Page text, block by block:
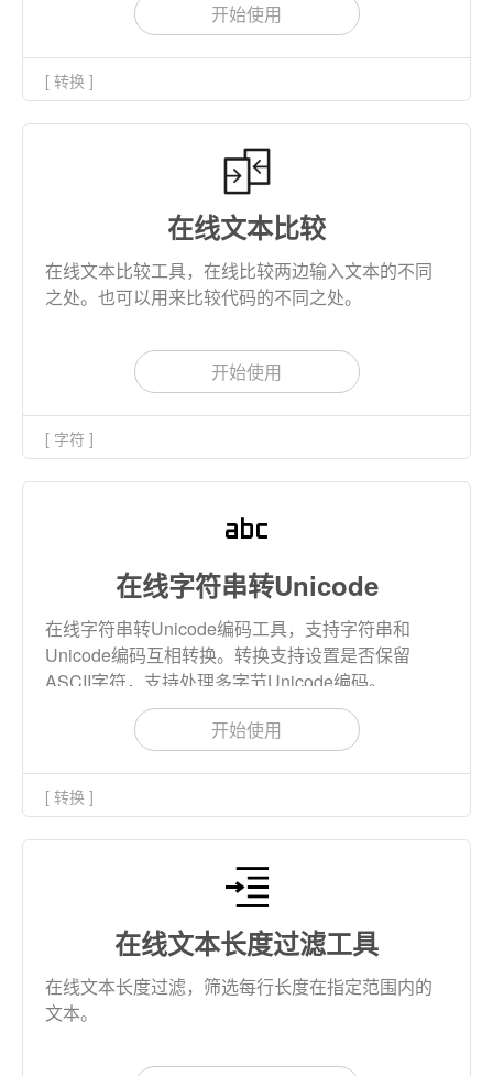
开始使用
[ 转换 ]
在线文本比较
在线文本比较工具，在线比较两边输入文本的不同
之处。也可以用来比较代码的不同之处。
开始使用
[ 字符 ]
在线字符串转Unicode
在线字符串转Unicode编码工具，支持字符串和
Unicode编码互相转换。转换支持设置是否保留
ASCII字符，支持处理多字节Unicode编码。
开始使用
[ 转换 ]
在线文本长度过滤工具
在线文本长度过滤，筛选每行长度在指定范围内的
文本。